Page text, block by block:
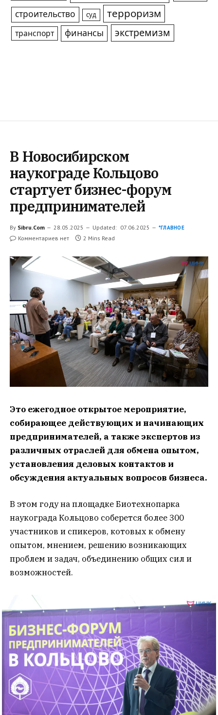
строительство суд терроризм
транспорт финансы экстремизм
В Новосибирском
наукограде Кольцово
стартует бизнес-форум
предпринимателей
By Sibru.Com 28.05.2025 Updated: 07.06.2025 *ГЛАВНОЕ
Комментариев нет 2 Mins Read
Это ежегодное открытое мероприятие,
собирающее действующих и начинающих
предпринимателей, а также экспертов из
различных отраслей для обмена опытом,
установления деловых контактов и
обсуждения актуальных вопросов бизнеса.
В этом году на площадке Биотехнопарка
наукограда Кольцово соберется более 300
участников и спикеров, котовых к обмену
опытом, мнением, решению возникающих
проблем и задач, объединению общих сил и
возможностей.